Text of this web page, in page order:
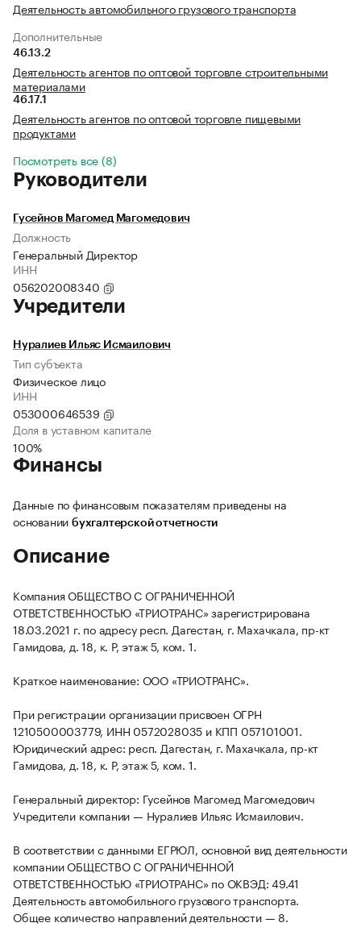
Деятельность автомобильного грузового транспорта
Дополнительные
46.13.2
Деятельность агентов по оптовой торговле строительными
материалами
46.17.1
Деятельность агентов по оптовой торговле пищевыми
продуктами
Посмотреть все (8)
Руководители
Гусейнов Магомед Магомедович
Должность
Генеральный Директор
ИНН
056202008340
Учредители
Нуралиев Ильяс Исмаилович
Тип субъекта
Физическое лицо
ИНН
053000646539
Доля в уставном капитале
100%
Финансы
Данные по финансовым показателям приведены на
основании бухгалтерской отчетности
Описание
Компания ОБЩЕСТВО С ОГРАНИЧЕННОЙ
ОТВЕТСТВЕННОСТЬЮ «ТРИОТРАНС» зарегистрирована
18.03.2021 г. по адресу респ. Дагестан, г. Махачкала, пр-кт
Гамидова, д. 18, к. Р, этаж 5, ком. 1.
Краткое наименование: ООО «ТРИОТРАНС».
При регистрации организации присвоен ОГРН
1210500003779, ИНН 0572028035 и КПП 057101001.
Юридический адрес: респ. Дагестан, г. Махачкала, пр-кт
Гамидова, д. 18, к. Р, этаж 5, ком. 1.
Генеральный директор: Гусейнов Магомед Магомедович
Учредители компании — Нуралиев Ильяс Исмаилович.
В соответствии с данными ЕГРЮЛ, основной вид деятельности
компании ОБЩЕСТВО С ОГРАНИЧЕННОЙ
ОТВЕТСТВЕННОСТЬЮ «ТРИОТРАНС» по ОКВЭД: 49.41
Деятельность автомобильного грузового транспорта.
Общее количество направлений деятельности — 8.